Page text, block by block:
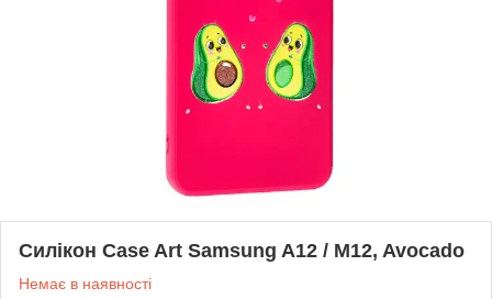
Силікон Case Art Samsung A12 / M12, Avocado
Немає в наявності